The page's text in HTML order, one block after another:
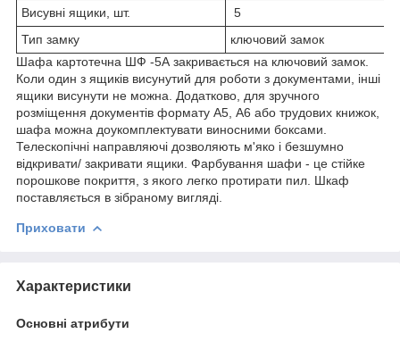
Висувні ящики, шт.
5
Тип замку
ключовий замок
Шафа картотечна ШФ -5А закривається на ключовий замок.
Коли один з ящиків висунутий для роботи з документами, інші
ящики висунути не можна. Додатково, для зручного
розміщення документів формату А5, А6 або трудових книжок,
шафа можна доукомплектувати виносними боксами.
Телескопічні направляючі дозволяють м'яко і безшумно
відкривати/ закривати ящики. Фарбування шафи - це стійке
порошкове покриття, з якого легко протирати пил. Шкаф
поставляється в зібраному вигляді.
Приховати
Характеристики
Основні атрибути